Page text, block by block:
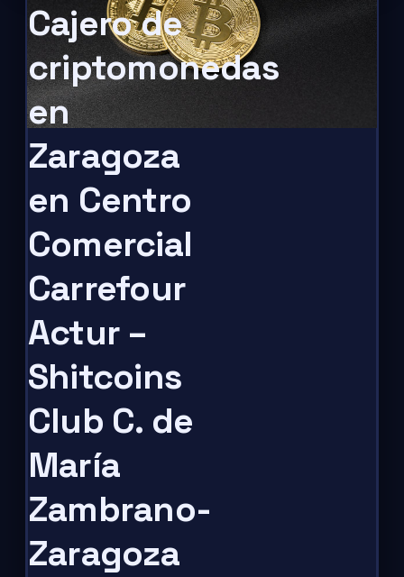
Cajero de
criptomonedas
en
Zaragoza
en Centro
Comercial
Carrefour
Actur –
Shitcoins
Club C. de
María
Zambrano-
Zaragoza